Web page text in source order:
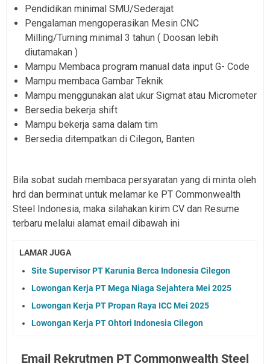
Pendidikan minimal SMU/Sederajat
Pengalaman mengoperasikan Mesin CNC
Milling/Turning minimal 3 tahun ( Doosan lebih
diutamakan )
Mampu Membaca program manual data input G- Code
Mampu membaca Gambar Teknik
Mampu menggunakan alat ukur Sigmat atau Micrometer
Bersedia bekerja shift
Mampu bekerja sama dalam tim
Bersedia ditempatkan di Cilegon, Banten
Bila sobat sudah membaca persyaratan yang di minta oleh
hrd dan berminat untuk melamar ke PT Commonwealth
Steel Indonesia, maka silahakan kirim CV dan Resume
terbaru melalui alamat email dibawah ini
LAMAR JUGA
Site Supervisor PT Karunia Berca Indonesia Cilegon
Lowongan Kerja PT Mega Niaga Sejahtera Mei 2025
Lowongan Kerja PT Propan Raya ICC Mei 2025
Lowongan Kerja PT Ohtori Indonesia Cilegon
Email Rekrutmen PT Commonwealth Steel